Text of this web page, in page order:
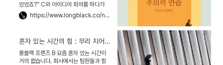
있었죠?” C와 아이디어 회의를 하다가
제가 한 말입니다. 분명 C를 쳐다보고 있
었는데, 무슨 말을 했는지조차 생각나지
https://www.longblack.co/note/738
혼자 있는 시간의 힘 : 무리 지어 다니며 성공한 사람은 없다
롱블랙 프렌즈 B 요즘 혼자 있는 시간이
거의 없습니다. 회사에서는 팀원들과 함